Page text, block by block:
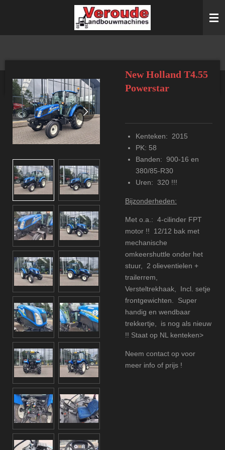
New Holland T4.55
Powerstar
Kenteken: 2015
PK: 58
Banden: 900-16 en
380/85-R30
Uren: 320 !!!
Bijzonderheden:
Met o.a.: 4-cilinder FPT
motor !! 12/12 bak met
mechanische
omkeershuttle onder het
stuur, 2 olieventielen +
trailerrem,
Versteltrekhaak, Incl. setje
frontgewichten. Super
handig en wendbaar
trekkertje, is nog als nieuw
!! Staat op NL kenteken>
Neem contact op voor
meer info of prijs !